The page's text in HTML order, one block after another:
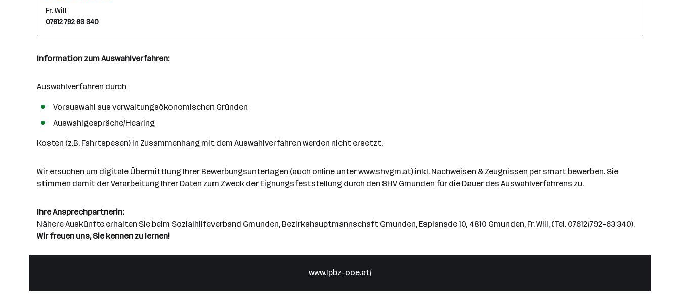
Fr. Will
07612 792 63 340
Information zum Auswahlverfahren:
Auswahlverfahren durch
Vorauswahl aus verwaltungsökonomischen Gründen
Auswahlgespräche/Hearing
Kosten (z.B. Fahrtspesen) in Zusammenhang mit dem Auswahlverfahren werden nicht ersetzt.
Wir ersuchen um digitale Übermittlung Ihrer Bewerbungsunterlagen (auch online unterwww.shvgm.at) inkl. Nachweisen & Zeugnissen per smart bewerben. Sie
stimmen damit der Verarbeitung Ihrer Daten zum Zweck der Eignungsfeststellung durch den SHV Gmunden für die Dauer des Auswahlverfahrens zu.
Ihre Ansprechpartnerin:
Nähere Auskünfte erhalten Sie beim Sozialhilfeverband Gmunden, Bezirkshauptmannschaft Gmunden, Esplanade 10, 4810 Gmunden, Fr. Will, (Tel. 07612/792-63 340).
Wir freuen uns, Sie kennen zu lernen!
www.lpbz-ooe.at/